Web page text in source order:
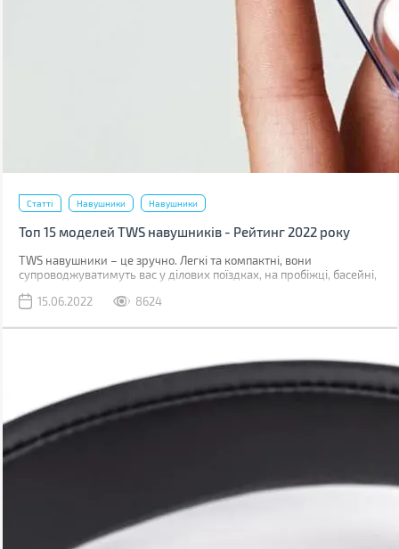
Статті Навушники Навушники
Топ 15 моделей TWS навушників - Рейтинг 2022 року
TWS навушники – це зручно. Легкі та компактні, вони
супроводжуватимуть вас у ділових поїздках, на пробіжці, басейні,
звуку дротовим моделям, але чи всі можуть почути різницю? Ми
що актуальні у червні 2022. У кожному з них є дуже цікаві
15.06.2022 8624